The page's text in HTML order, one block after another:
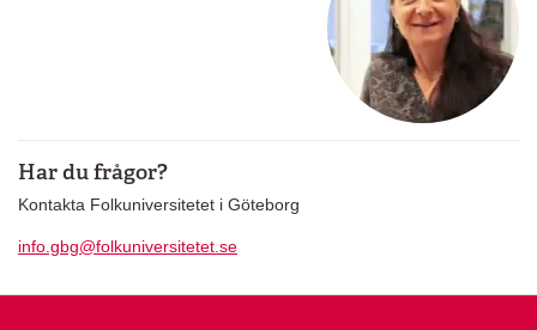
Har du frågor?
Kontakta Folkuniversitetet i Göteborg
info.gbg@folkuniversitetet.se